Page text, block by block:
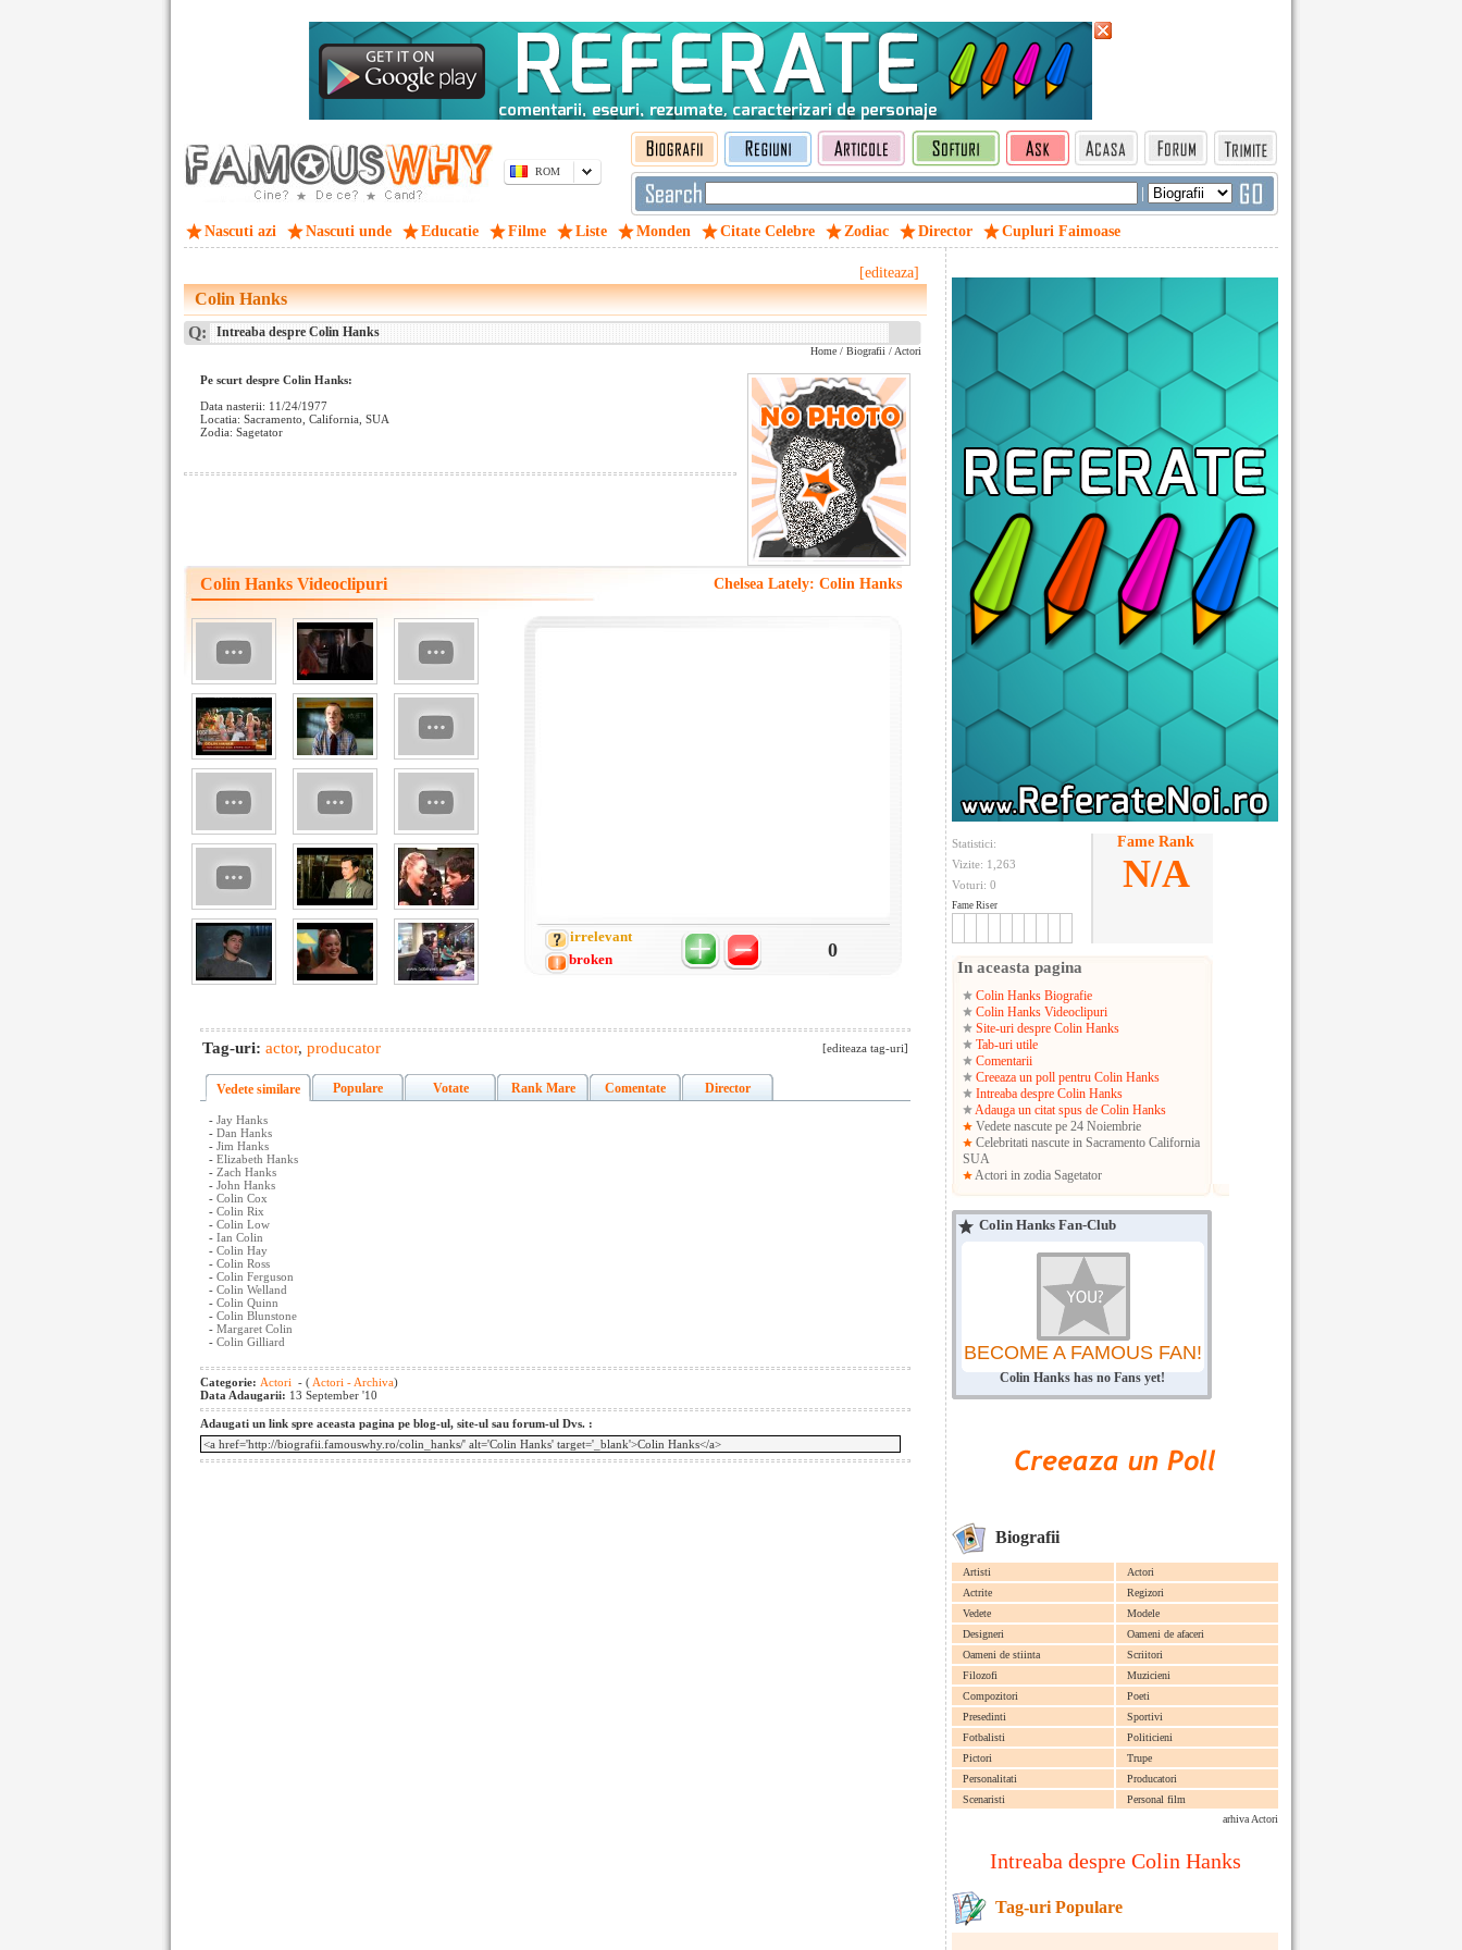
ROM
|
Nascuti azi Nascuti unde Educatie Filme Liste Monden Citate Celebre Zodiac Director Cupluri Faimoase
Statistici:
Vizite: 1,263
Voturi: 0
Fame Riser
Fame Rank
N/A
In aceasta pagina
Colin Hanks Biografie
Colin Hanks Videoclipuri
Site-uri despre Colin Hanks
Tab-uri utile
Comentarii
Creeaza un poll pentru Colin Hanks
Intreaba despre Colin Hanks
Adauga un citat spus de Colin Hanks
Vedete nascute pe 24 Noiembrie
Celebritati nascute in Sacramento California
SUA
Actori in zodia Sagetator
Colin Hanks Fan-Club
BECOME A FAMOUS FAN!
Colin Hanks has no Fans yet!
Biografii
Artisti
Actori
Actrite
Regizori
Vedete
Modele
Designeri
Oameni de afaceri
Oameni de stiinta
Scriitori
Filozofi
Muzicieni
Compozitori
Poeti
Presedinti
Sportivi
Fotbalisti
Politicieni
Pictori
Trupe
Personalitati
Producatori
Scenaristi
Personal film
arhiva Actori
Intreaba despre Colin Hanks
Tag-uri Populare
[editeaza]
Colin Hanks
Q: Intreaba despre Colin Hanks
Home / Biografii / Actori
Pe scurt despre Colin Hanks:
Data nasterii: 11/24/1977
Locatia: Sacramento, California, SUA
Zodia: Sagetator
Colin Hanks Videoclipuri Chelsea Lately: Colin Hanks
irrelevant
0
broken
Tag-uri: actor, producator [editeaza tag-uri]
Vedete similare Populare Votate Rank Mare Comentate Director
- Jay Hanks
- Dan Hanks
- Jim Hanks
- Elizabeth Hanks
- Zach Hanks
- John Hanks
- Colin Cox
- Colin Rix
- Colin Low
- Ian Colin
- Colin Hay
- Colin Ross
- Colin Ferguson
- Colin Welland
- Colin Quinn
- Colin Blunstone
- Margaret Colin
- Colin Gilliard
Categorie: Actori - ( Actori - Archiva)
Data Adaugarii: 13 September '10
Adaugati un link spre aceasta pagina pe blog-ul, site-ul sau forum-ul Dvs. :